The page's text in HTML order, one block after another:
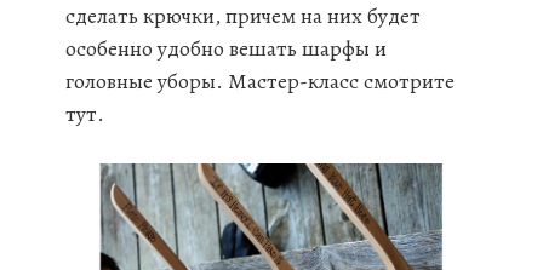
сделать крючки, причем на них будет
особенно удобно вешать шарфы и
головные уборы. Мастер-класс смотрите
тут.